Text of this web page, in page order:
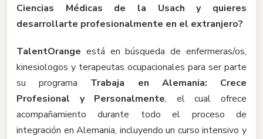
Ciencias Médicas de la Usach y quieres
desarrollarte profesionalmente en el extranjero?
TalentOrange está en búsqueda de enfermeras/os,
kinesiologos y terapeutas ocupacionales para ser parte
su programa Trabaja en Alemania: Crece
Profesional y Personalmente, el cual ofrece
acompañamiento durante todo el proceso de
integración en Alemania, incluyendo un curso intensivo y